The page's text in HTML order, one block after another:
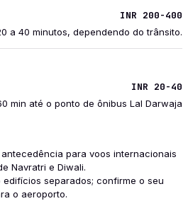
INR 200-400
a 40 minutos, dependendo do trânsito.
INR 20-40
min até o ponto de ônibus Lal Darwaja
para voos internacionais
Navratri e Diwali.
edifícios separados; confirme o seu
o aeroporto.